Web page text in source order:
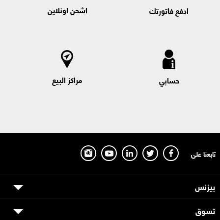
orange.eg/myinternet
( يفضل الدخول من الموبايل لتجربة افضل)
9,000 ميجا ب 150 جنيه
20,000 ميجا ب 375 جنيه
ترحيل الميجابايتس المتبقية عن طريق الاتصال ب #137#
ادفع فاتورتك اشحن اونلاين
حسابي مراكز البيع
تابعنا على
بيزنس
تسوق